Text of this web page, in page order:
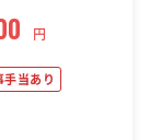
円
手当あり